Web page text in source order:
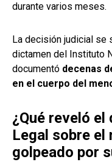
durante varios meses.
La decisión judicial se
dictamen del Instituto
documentó decenas
en el cuerpo del
¿Qué reveló
Legal sobre el
golpeado por